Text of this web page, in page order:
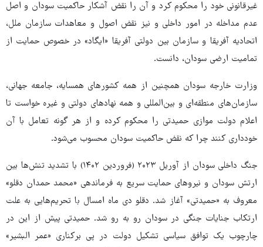
غیرقانونی خود را محکوم کرد و آن را نقض آشکار حاکمیت سودان و اصل
عدم مداخله در امور داخلی و نیز نقض اصول و معاهدات سازمان ملل،
اتحادیه آفریقا و سازمان بین دولتی آفریقا «ایگاد» در خصوص حمایت از
تمامیت ارضی سودان، دانست.
وزارت خارجه سودان همچنین از همه کشورهای همسایه، جامعه جهانی،
سازمان‌های منطقه‌ای و بین‌المللی و همه نهادهای دولتی و غیره خواست تا
اعلام دولت موازی حمیدتی را محکوم کرده و از هر گونه تعامل با آن
خودداری کنند چرا که نقض حاکمیت سودان محسوب می‌شود.
جنگ داخلی سودان از آوریل ۲۰۲۳ (فروردین ۱۴۰۲) با تشدید تنش‌ها بین
ارتش سودان و نیروهای حمایت سریع به فرماندهی «محمد حمدان دقلو»
معروف به «حمیدتی» آغاز شد. دقلو دی ماه امسال با تحریم‌هایی به علت
ارتکاب جنایات جنگی در سودان رو به رو شد. حمیدتی پیش از این در
چارچوب یک توافق سیاسی تشکیل دولت در پی برکناری «عمر البشیر»